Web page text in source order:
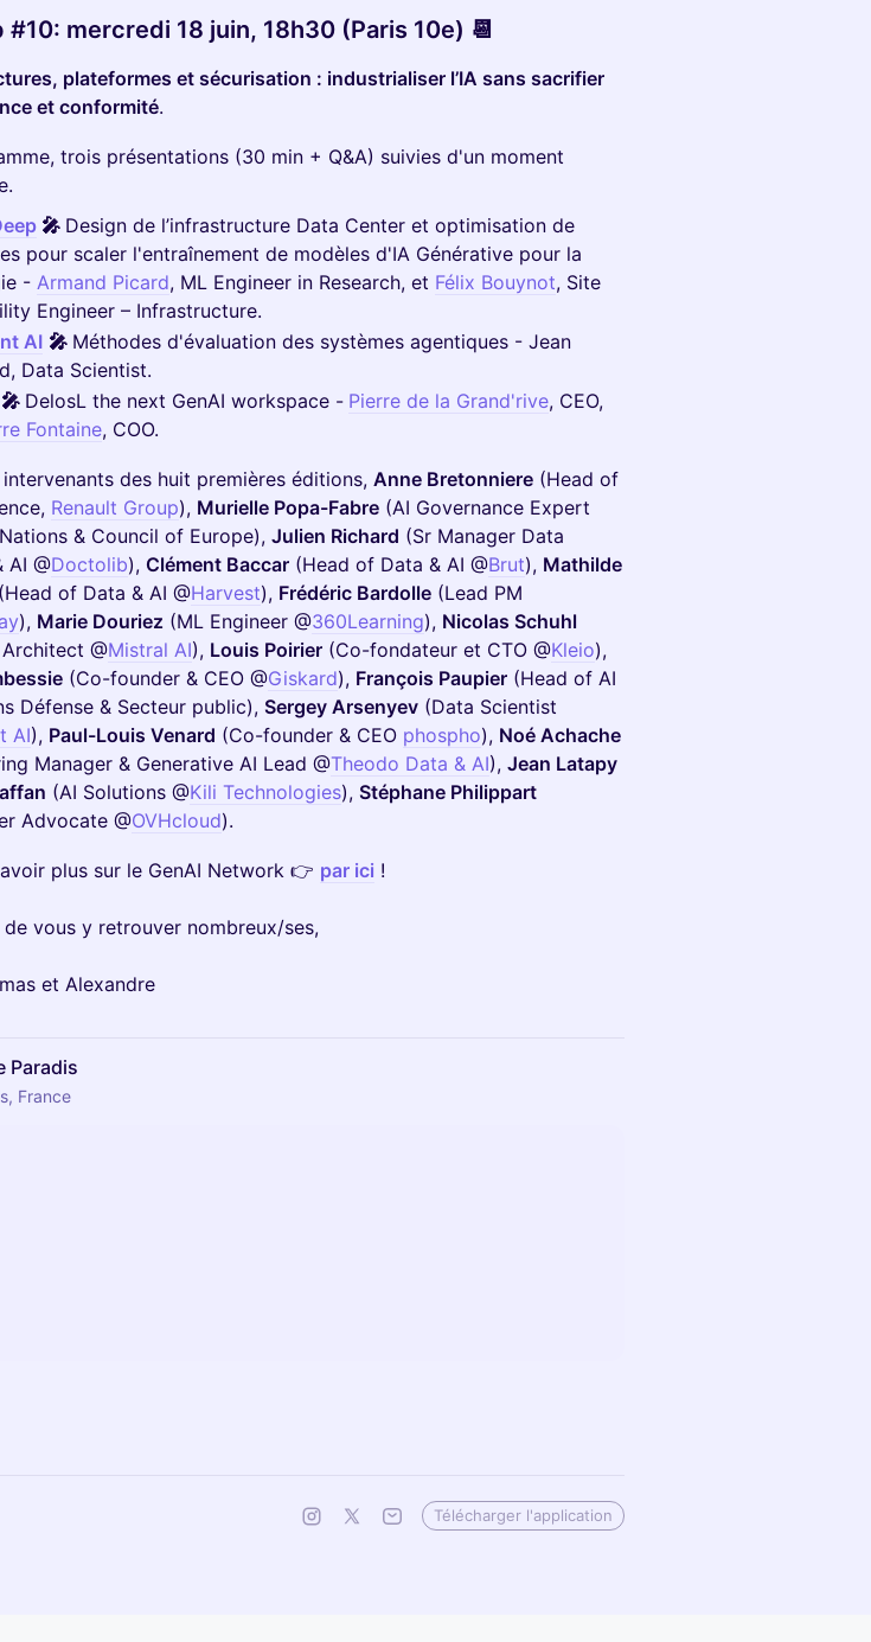
#10: mercredi 18 juin, 18h30 (Paris 10e) 📆
plateformes et sécurisation : industrialiser l’IA sans sacrifier
et conformité.
trois présentations (30 min + Q&A) suivies d'un moment
🎤 Design de l’infrastructure Data Center et optimisation de
pour scaler l'entraînement de modèles d'IA Générative pour la
- Armand Picard, ML Engineer in Research, et Félix Bouynot, Site
Engineer – Infrastructure.
AI 🎤 Méthodes d'évaluation des systèmes agentiques - Jean
Data Scientist.
🎤 DelosL the next GenAI workspace - Pierre de la Grand'rive, CEO,
Fontaine, COO.
intervenants des huit premières éditions, Anne Bretonniere (Head of
Renault Group), ​ Murielle Popa-Fabre (AI Governance Expert
& Council of Europe), Julien Richard (Sr Manager Data
AI @Doctolib), Clément Baccar (Head of Data & AI @Brut), Mathilde
(Head of Data & AI @Harvest), Frédéric Bardolle (Lead PM
), Marie Douriez (ML Engineer @360Learning), Nicolas Schuhl
@Mistral AI), Louis Poirier (Co-fondateur et CTO @Kleio),
(Co-founder & CEO @Giskard), François Paupier (Head of AI
Défense & Secteur public), Sergey Arsenyev (Data Scientist
AI), Paul-Louis Venard (Co-founder & CEO phospho), Noé Achache
Manager & Generative AI Lead @Theodo Data & AI), Jean Latapy
(AI Solutions @Kili Technologies), Stéphane Philippart
Advocate @OVHcloud).
plus sur le GenAI Network 👉 par ici !
vous y retrouver nombreux/ses,
et Alexandre
Paradis
France
Télécharger l'application